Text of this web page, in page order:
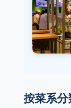
按菜系